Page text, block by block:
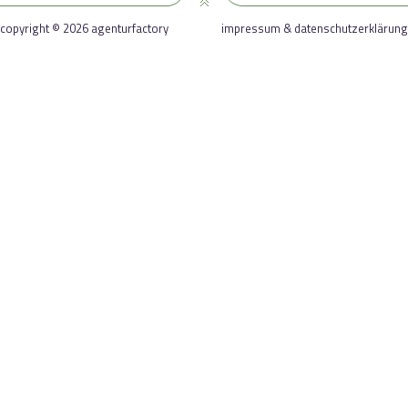
copyright © 2026 agenturfactory impressum & datenschutzerklärung